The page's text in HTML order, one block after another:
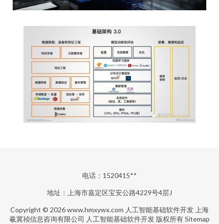
电话：1520415**
地址：上海市嘉定区宝安公路4229号4层J
Copyright © 2026www.hmxywx.com 人工智能基础软件开发 上海
羲冀祯信息咨询有限公司 人工智能基础软件开发 版权所有Sitemap